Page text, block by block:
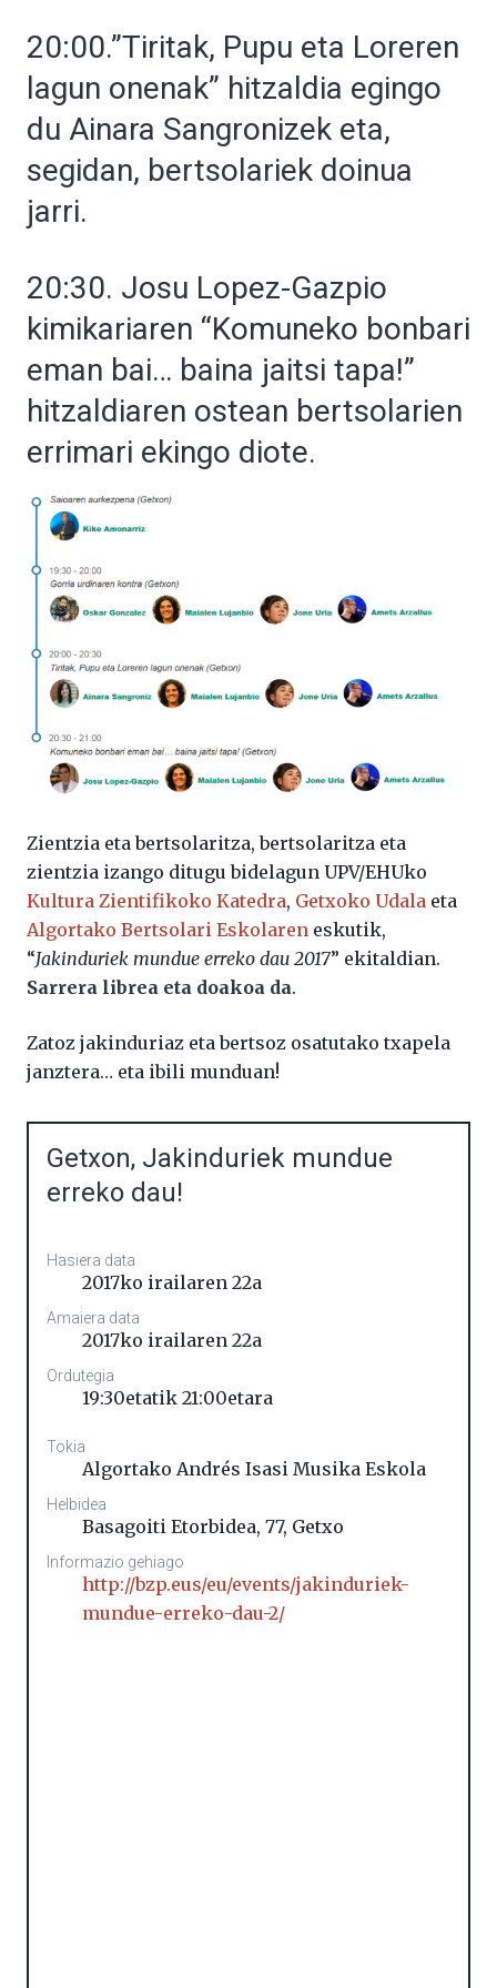
20:00.”Tiritak, Pupu eta Loreren
lagun onenak” hitzaldia egingo
du Ainara Sangronizek eta,
segidan, bertsolariek doinua
jarri.
20:30. Josu Lopez-Gazpio
kimikariaren “Komuneko bonbari
eman bai… baina jaitsi tapa!”
hitzaldiaren ostean bertsolarien
errimari ekingo diote.
Zientzia eta bertsolaritza, bertsolaritza eta
zientzia izango ditugu bidelagun UPV/EHUko
Kultura Zientifikoko Katedra, Getxoko Udala eta
Algortako Bertsolari Eskolaren eskutik,
“Jakinduriek mundue erreko dau 2017” ekitaldian.
Sarrera librea eta doakoa da.
Zatoz jakinduriaz eta bertsoz osatutako txapela
janztera… eta ibili munduan!
Getxon, Jakinduriek mundue
erreko dau!
Hasiera data
2017ko irailaren 22a
Amaiera data
2017ko irailaren 22a
Ordutegia
19:30etatik 21:00etara
Tokia
Algortako Andrés Isasi Musika Eskola
Helbidea
Basagoiti Etorbidea, 77, Getxo
Informazio gehiago
http://bzp.eus/eu/events/jakinduriek-
mundue-erreko-dau-2/